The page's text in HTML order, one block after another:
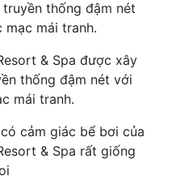
& Spa được xây
thống đậm nét với
mái tranh.